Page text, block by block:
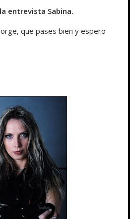
entrevista Sabina.
que pases bien y espero